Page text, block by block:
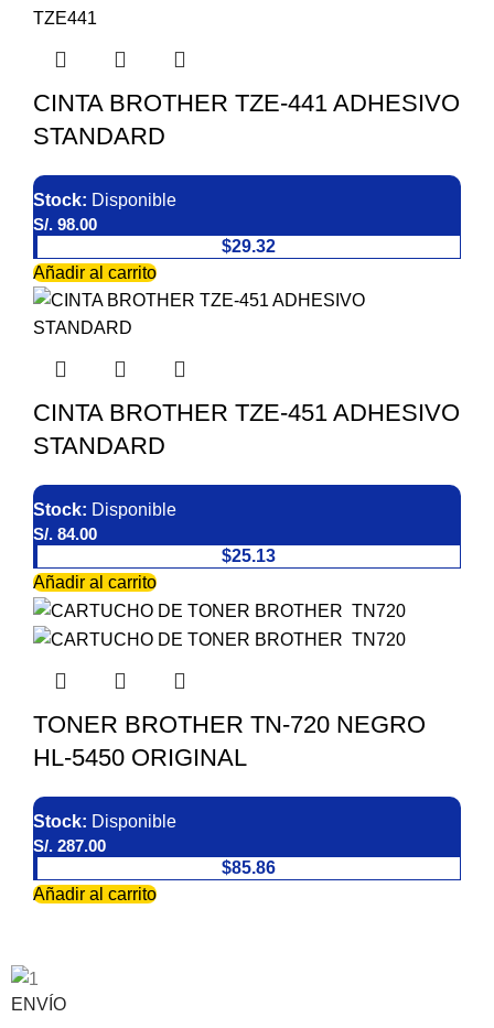
CINTA BROTHER TZE-441 ADHESIVO
STANDARD
Stock: Disponible
S/. 98.00
$29.32
Añadir al carrito
CINTA BROTHER TZE-451 ADHESIVO
STANDARD
Stock: Disponible
S/. 84.00
$25.13
Añadir al carrito
TONER BROTHER TN-720 NEGRO
HL-5450 ORIGINAL
Stock: Disponible
S/. 287.00
$85.86
Añadir al carrito
ENVÍO